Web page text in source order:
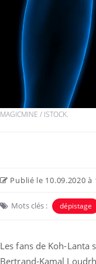
MAGICMINE / ISTOCK.
Publié le 10.09.2020 à
Mots clés : dépistage
Les fans de Koh-Lanta
Bertrand-Kamal